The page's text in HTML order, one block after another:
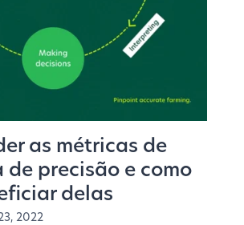
as métricas de
precisão e como
delas
2022